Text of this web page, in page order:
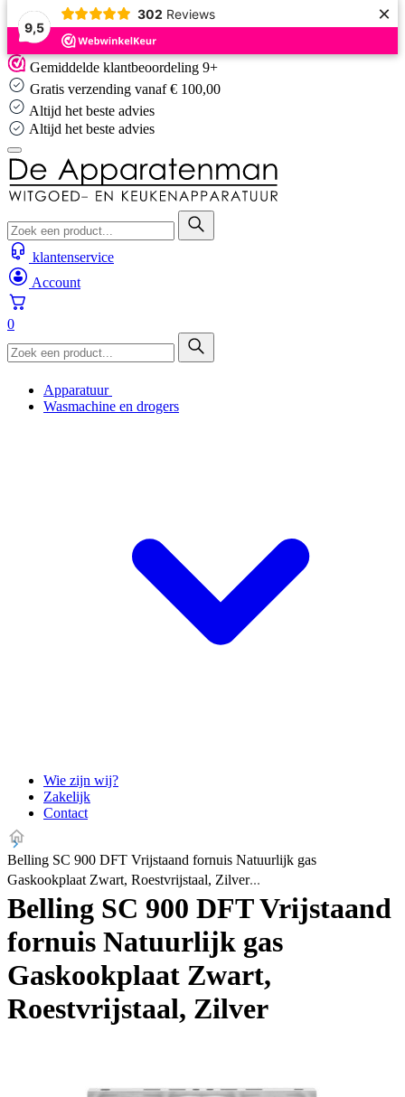
9,5
302 Reviews ×
Skip
to
content
Gemiddelde klantbeoordeling 9+
Gratis verzending vanaf € 100,00
Altijd het beste advies
Altijd het beste advies
klantenservice
Account
0
Apparatuur
Wasmachine en drogers
Wie zijn wij?
Zakelijk
Contact
Belling SC 900 DFT Vrijstaand fornuis Natuurlijk gas
Gaskookplaat Zwart, Roestvrijstaal, Zilver
Belling SC 900 DFT Vrijstaand
fornuis Natuurlijk gas
Gaskookplaat Zwart,
Roestvrijstaal, Zilver